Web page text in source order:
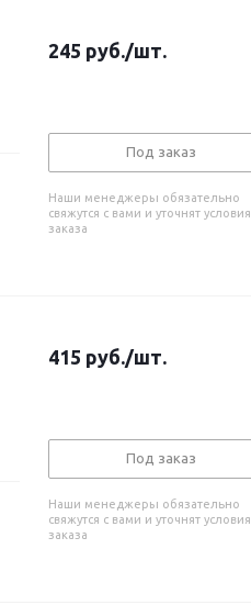
245 руб./шт.
Под заказ
Наши менеджеры обязательно
свяжутся с вами и уточнят условия
заказа
415 руб./шт.
Под заказ
Наши менеджеры обязательно
свяжутся с вами и уточнят условия
заказа